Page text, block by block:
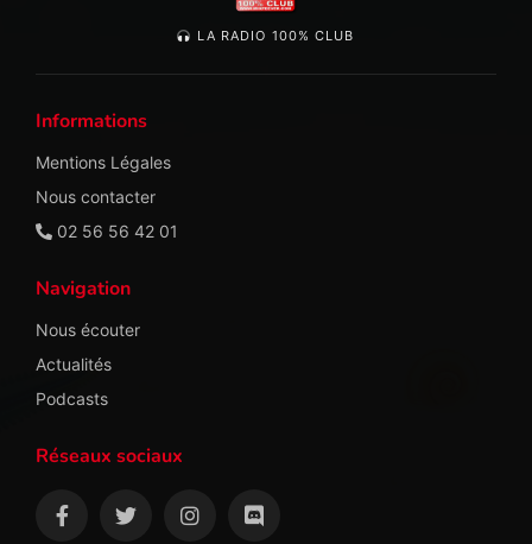
LA RADIO 100% CLUB
Informations
Mentions Légales
Nous contacter
02 56 56 42 01
Navigation
Nous écouter
Actualités
Podcasts
Réseaux sociaux